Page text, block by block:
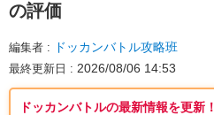
の評価
編集者 ドッカンバトル攻略班
最終更新日 2026/08/06 14:53
ドッカンバトルの最新情報を更新！